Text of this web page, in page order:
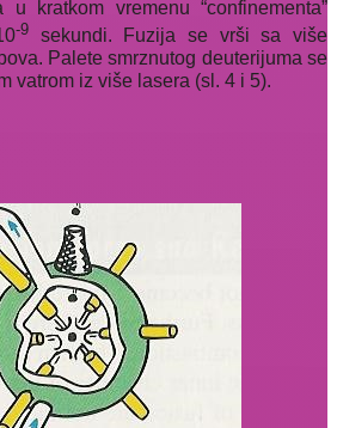
u kratkom vremenu “confinementa”
-9sekundi. Fuzija se vrši sa više
Palete smrznutog deuterijuma se
vatrom iz više lasera (sl. 4 i 5).